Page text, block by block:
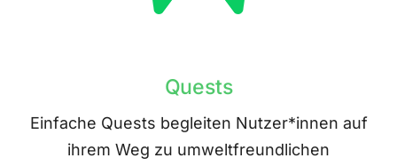
Quests
Einfache Quests begleiten Nutzer*innen auf
ihrem Weg zu umweltfreundlichen